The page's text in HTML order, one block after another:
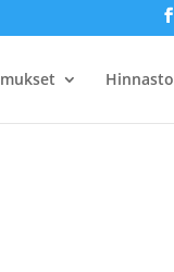
Hinnasto